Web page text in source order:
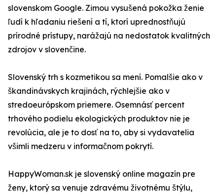
slovenskom Google. Zimou vysušená pokožka ženie
ľudí k hľadaniu riešení a tí, ktorí uprednostňujú
prírodné prístupy, narážajú na nedostatok kvalitných
zdrojov v slovenčine.
Slovenský trh s kozmetikou sa mení. Pomalšie ako v
škandinávskych krajinách, rýchlejšie ako v
stredoeurópskom priemere. Osemnásť percent
trhového podielu ekologických produktov nie je
revolúcia, ale je to dosť na to, aby si vydavatelia
všimli medzeru v informačnom pokrytí.
HappyWoman.sk je slovenský online magazín pre
ženy, ktorý sa venuje zdravému životnému štýlu,